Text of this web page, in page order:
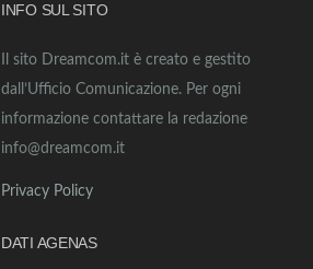
INFO SUL SITO
Il sito Dreamcom.it è creato e gestito
dall’Ufficio Comunicazione. Per ogni
informazione contattare la redazione
info@dreamcom.it
Privacy Policy
DATI AGENAS